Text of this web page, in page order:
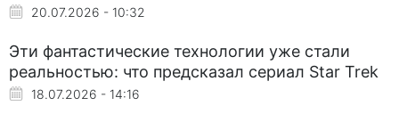
20.07.2026 - 10:32
Эти фантастические технологии уже стали
реальностью: что предсказал сериал Star Trek
18.07.2026 - 14:16